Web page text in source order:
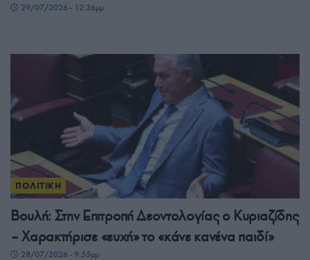
29/07/2026 - 12:36μμ
ΠΟΛΙΤΙΚΗ
Βουλή: Στην Επιτροπή Δεοντολογίας ο Κυριαζίδης
– Χαρακτήρισε «ευχή» το «κάνε κανένα παιδί»
28/07/2026 - 9:55μμ